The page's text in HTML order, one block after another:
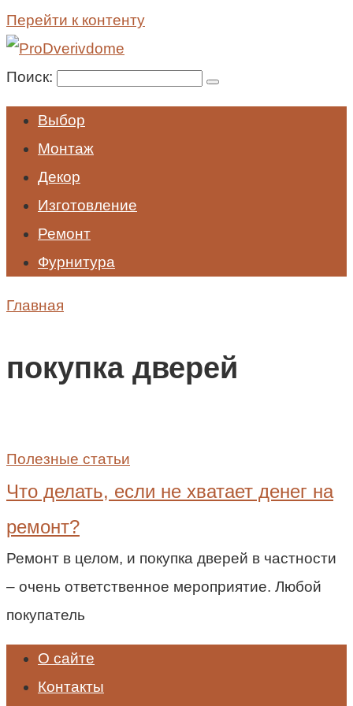
Перейти к контенту
Поиск:
Выбор
Монтаж
Декор
Изготовление
Ремонт
Фурнитура
Главная
покупка дверей
Полезные статьи
Что делать, если не хватает денег на
ремонт?
Ремонт в целом, и покупка дверей в частности
– очень ответственное мероприятие. Любой
покупатель
О сайте
Контакты